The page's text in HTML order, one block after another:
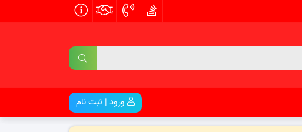
ورود | ثبت نام